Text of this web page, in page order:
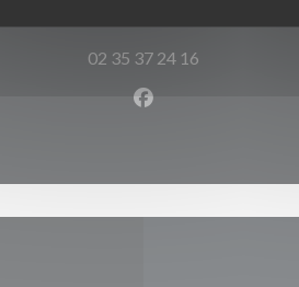
02 35 37 24 16
Facebook ((abre